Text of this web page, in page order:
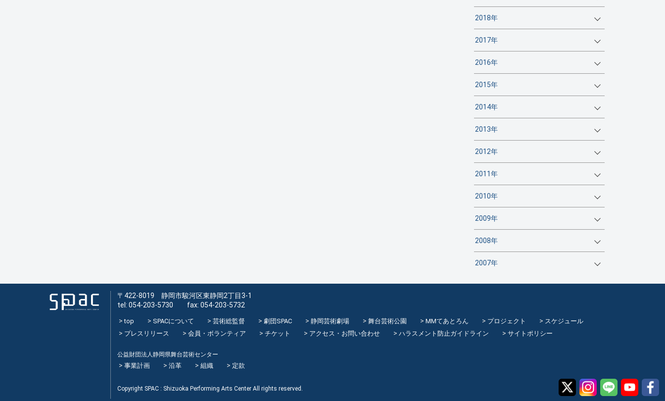
2018年
2017年
2016年
2015年
2014年
2013年
2012年
2011年
2010年
2009年
2008年
2007年
〒422-8019 静岡市駿河区東静岡2丁目3-1
tel: 054-203-5730 fax: 054-203-5732
top SPACについて 芸術総監督 劇団SPAC 静岡芸術劇場 舞台芸術公園 MMてあとろん プロジェクト
スケジュール
プレスリリース
会員・ボランティア チケット アクセス・お問い合わせ ハラスメント防止ガイドライン サイトポリシー
公益財団法人静岡県舞台芸術センター
事業計画 沿革 組織 定款
Copyright SPAC : Shizuoka Performing Arts Center All rights reserved.